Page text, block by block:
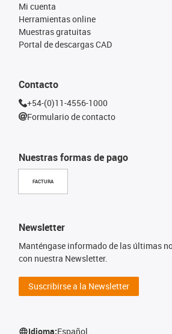
Nuestras formas de pago
FACTURA
Mi cuenta
Herramientas online
Muestras gratuitas
Portal de descargas CAD
Contacto
+54-(0)11-4556-1000
Formulario de contacto
Newsletter
Manténgase informado de las últimas
con nuestra Newsletter.
Suscribirse a la Newsletter
Idioma:Español